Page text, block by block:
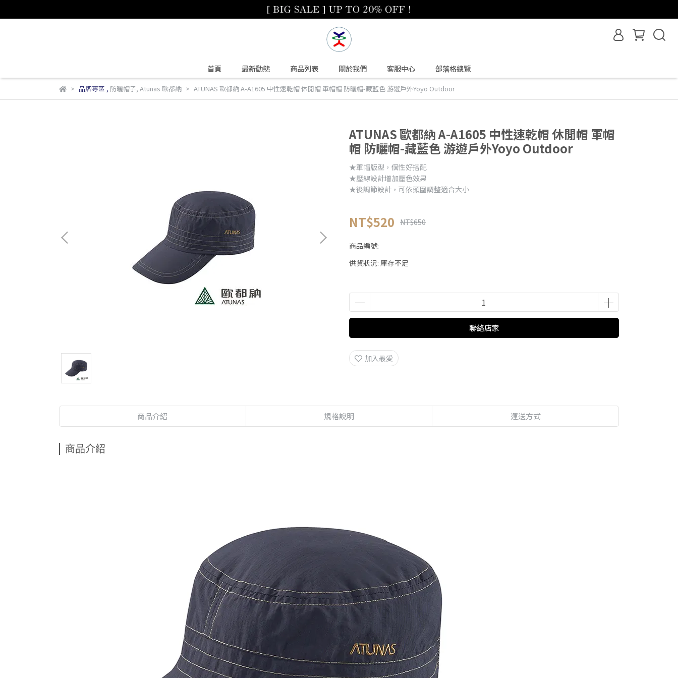
首頁 最新動態 商品列表 關於我們 客服中心 部落格總覽
品牌專區 , 防曬帽子, Atunas 歐都納 ATUNAS 歐都納 A-A1605 中性速乾帽 休閒帽 軍帽帽 防曬帽-藏藍色 游遊戶外Yoyo Outdoor
ATUNAS 歐都納 A-A1605 中性速乾帽 休閒帽 軍帽
帽 防曬帽-藏藍色 游遊戶外Yoyo Outdoor
★軍帽版型，個性好搭配
★壓線設計增加壓色效果
★後調節設計，可依頭圍調整適合大小
NT$520 NT$650
商品編號:
供貨狀況: 庫存不足
聯絡店家
加入最愛
商品介紹 規格說明 運送方式
商品介紹